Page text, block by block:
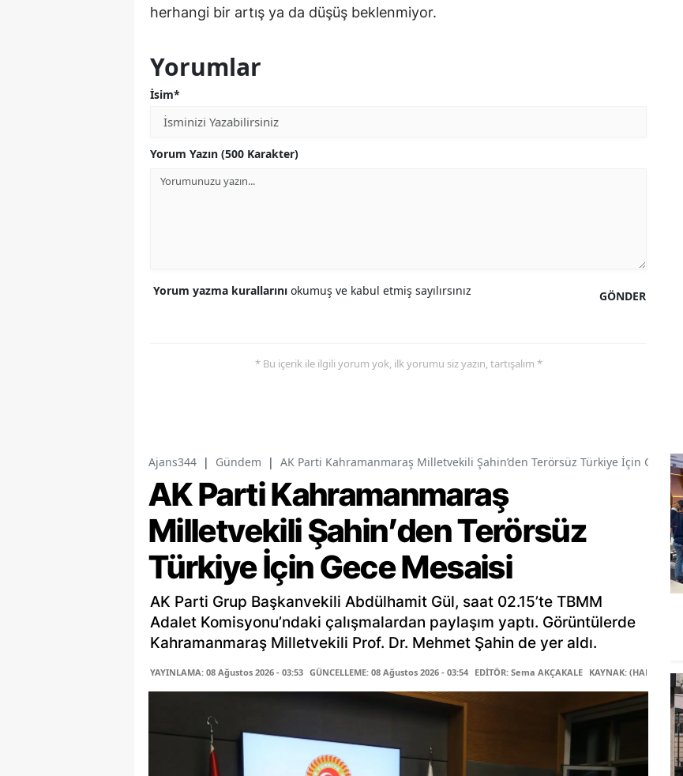
herhangi bir artış ya da düşüş beklenmiyor.
Yorumlar
İsim*
Yorum Yazın (500 Karakter)
GÖNDER
Yorum yazma kurallarını okumuş ve kabul etmiş sayılırsınız
* Bu içerik ile ilgili yorum yok, ilk yorumu siz yazın, tartışalım *
Ajans344 | Gündem | AK Parti Kahramanmaraş Milletvekili Şahin’den Terörsüz Türkiye İçin Gece
AK Parti Kahramanmaraş
Milletvekili Şahin’den Terörsüz
Türkiye İçin Gece Mesaisi
AK Parti Grup Başkanvekili Abdülhamit Gül, saat 02.15’te TBMM
Adalet Komisyonu’ndaki çalışmalardan paylaşım yaptı. Görüntülerde
Kahramanmaraş Milletvekili Prof. Dr. Mehmet Şahin de yer aldı.
YAYINLAMA: 08 Ağustos 2026 - 03:53 GÜNCELLEME: 08 Ağustos 2026 - 03:54 EDİTÖR: Sema AKÇAKALE KAYNAK: (HABER